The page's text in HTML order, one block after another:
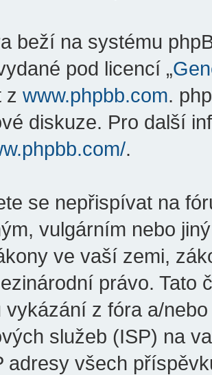
beží na systému
pod licencí „
z www.phpbb.com.
diskuze. Pro další
.
se nepřispívat na
vulgárním nebo
ve vaší zemi,
právo. Tato
vykázání z fóra a/
služeb (ISP) na
adresy všech